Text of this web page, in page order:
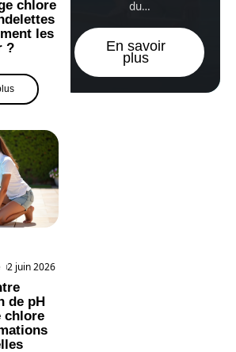
chlore
les
?
2 juin 2026
de pH
chlore
du…
En savoir
plus